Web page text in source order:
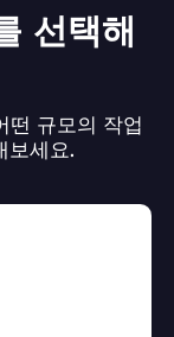
선택해
규모의 작업
보세요.